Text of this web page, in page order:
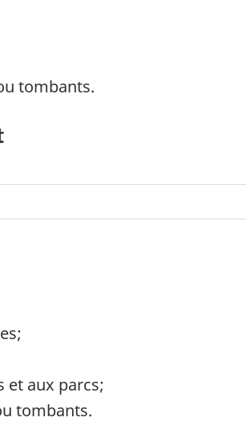
tombants.
et aux parcs;
tombants.